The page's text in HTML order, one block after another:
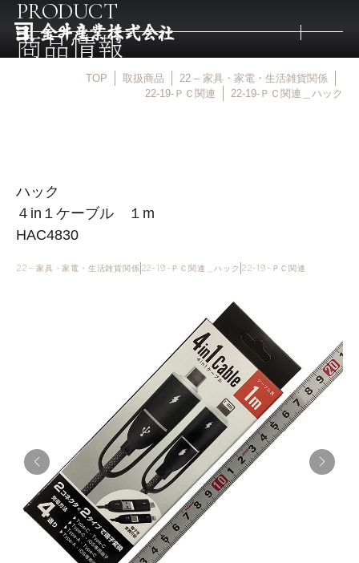
取扱メーカー
金井産業の強み
採用情報
PRODUCT
商品情報
TOP 取扱商品
22 – 家具・家電・生活雑貨関係
22-19-ＰＣ関連
22-19-ＰＣ関連＿ハック
ハック
４in１ケーブル １m
HAC4830
22 – 家具・家電・生活雑貨関係 22-19-ＰＣ関連＿ハック 22-19-ＰＣ関連